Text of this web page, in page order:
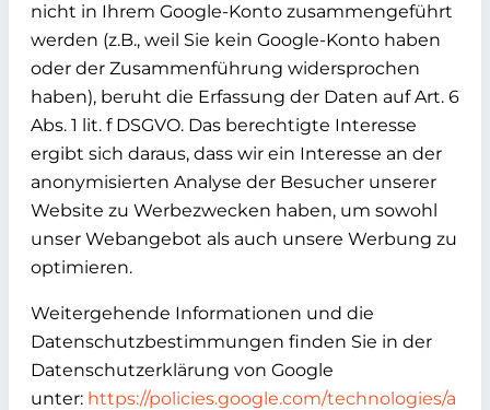
nicht in Ihrem Google-Konto zusammengeführt
werden (z.B., weil Sie kein Google-Konto haben
oder der Zusammenführung widersprochen
haben), beruht die Erfassung der Daten auf Art. 6
Abs. 1 lit. f DSGVO. Das berechtigte Interesse
ergibt sich daraus, dass wir ein Interesse an der
anonymisierten Analyse der Besucher unserer
Website zu Werbezwecken haben, um sowohl
unser Webangebot als auch unsere Werbung zu
optimieren.
Weitergehende Informationen und die
Datenschutzbestimmungen finden Sie in der
Datenschutzerklärung von Google
unter: https://policies.google.com/technologies/a